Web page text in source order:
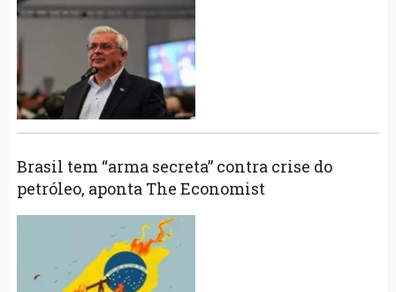
Brasil tem “arma secreta” contra crise do
petróleo, aponta The Economist